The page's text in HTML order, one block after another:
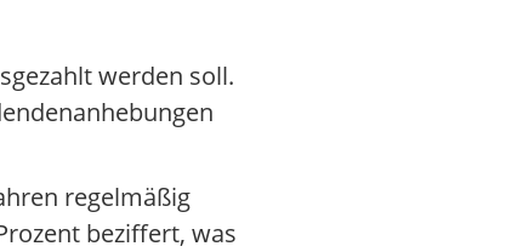
werden soll.
regelmäßig
beziffert, was